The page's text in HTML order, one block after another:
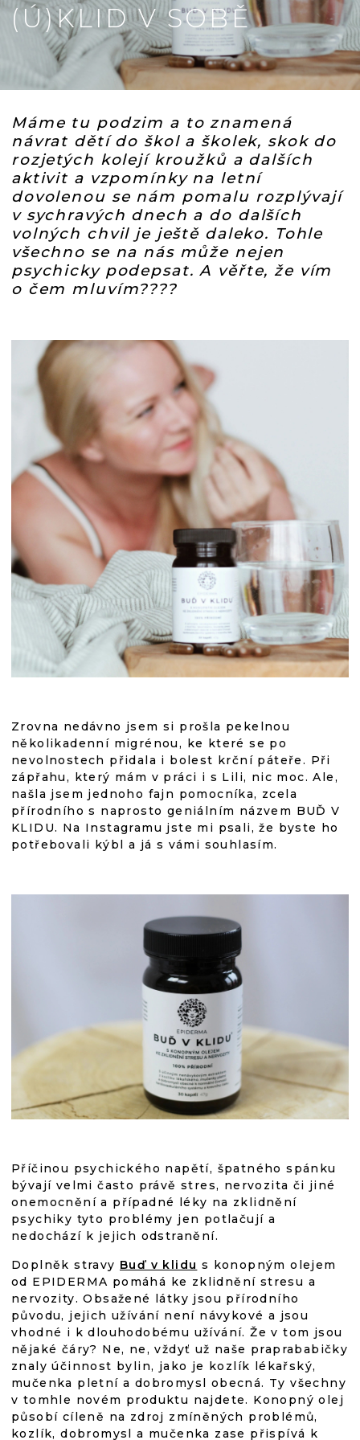
(Ú)KLID V SOBĚ
Máme tu podzim a to znamená
návrat dětí do škol a školek, skok do
rozjetých kolejí kroužků a dalších
aktivit a vzpomínky na letní
dovolenou se nám pomalu rozplývají
v sychravých dnech a do dalších
volných chvil je ještě daleko. Tohle
všechno se na nás může nejen
psychicky podepsat. A věřte, že vím
o čem mluvím????
Zrovna nedávno jsem si prošla pekelnou
několikadenní migrénou, ke které se po
nevolnostech přidala i bolest krční páteře. Při
zápřahu, který mám v práci i s Lili, nic moc. Ale,
našla jsem jednoho fajn pomocníka, zcela
přírodního s naprosto geniálním názvem BUĎ V
KLIDU. Na Instagramu jste mi psali, že byste ho
potřebovali kýbl a já s vámi souhlasím.
Příčinou psychického napětí, špatného spánku
bývají velmi často právě stres, nervozita či jiné
onemocnění a případné léky na zklidnění
psychiky tyto problémy jen potlačují a
nedochází k jejich odstranění.
Doplněk stravy Buď v klidu s konopným olejem
od EPIDERMA pomáhá ke zklidnění stresu a
nervozity. Obsažené látky jsou přírodního
původu, jejich užívání není návykové a jsou
vhodné i k dlouhodobému užívání. Že v tom jsou
nějaké čáry? Ne, ne, vždyť už naše praprababičky
znaly účinnost bylin, jako je kozlík lékařský,
mučenka pletní a dobromysl obecná. Ty všechny
v tomhle novém produktu najdete. Konopný olej
působí cíleně na zdroj zmíněných problémů,
kozlík, dobromysl a mučenka zase přispívá k